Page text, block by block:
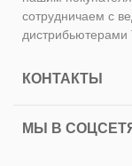
сотрудничаем с
дистрибьютерами
КОНТАКТЫ
МЫ В